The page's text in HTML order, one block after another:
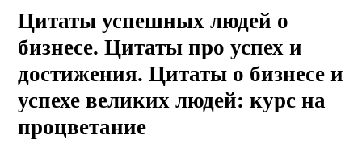
Цитаты успешных людей о
бизнесе. Цитаты про успех и
достижения. Цитаты о бизнесе и
успехе великих людей: курс на
процветание